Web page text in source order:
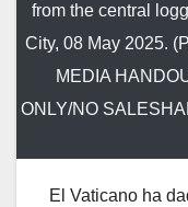
from the central
City, 08 May 2025.
MEDIA
ONLY/NO
El Vaticano ha